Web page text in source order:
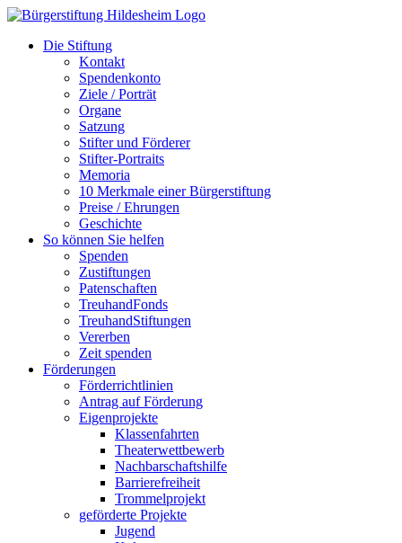
Zum
springenDie Stiftung
Kontakt
Spendenkonto
Ziele / Porträt
Organe
Satzung
Stifter und Förderer
Stifter-Portraits
Memoria
10 Merkmale einer Bürgerstiftung
Preise / Ehrungen
Geschichte
So können Sie helfen
Spenden
Zustiftungen
Patenschaften
TreuhandFonds
TreuhandStiftungen
Vererben
Zeit spenden
Förderungen
Förderrichtlinien
Antrag auf Förderung
Eigenprojekte
Klassenfahrten
Theaterwettbewerb
Nachbarschaftshilfe
Barrierefreiheit
Trommelprojekt
geförderte Projekte
Jugend